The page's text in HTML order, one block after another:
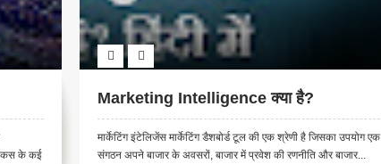
के कई
Marketing Intelligence क्या है?
मार्केटिंग इंटेलिजेंस मार्केटिंग डैशबोर्ड टूल की एक श्रेणी है जिसका उपयोग एक
संगठन अपने बाजार के अवसरों, बाजार में प्रवेश की रणनीति और बाजार...